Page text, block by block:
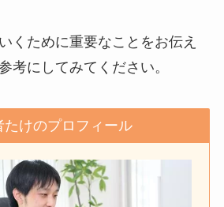
くために重要なことをお伝え
考にしてみてください。
たけのプロフィール